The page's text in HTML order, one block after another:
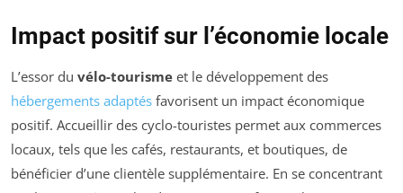
Impact positif sur l’économie locale
L’essor du vélo-tourisme et le développement des
hébergements adaptés favorisent un impact économique
positif. Accueillir des cyclo-touristes permet aux commerces
locaux, tels que les cafés, restaurants, et boutiques, de
bénéficier d’une clientèle supplémentaire. En se concentrant